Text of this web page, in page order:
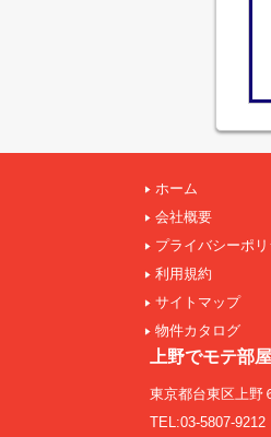
ホーム
会社概要
プライバシーポ
利用規約
サイトマップ
物件カタログ
上野でモテ部
東京都台東区上野
TEL:03-5807-9212